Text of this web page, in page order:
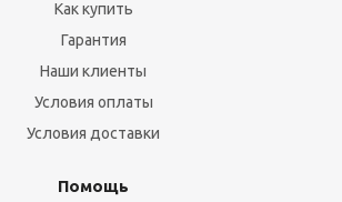
Как купить
Гарантия
Наши клиенты
Условия оплаты
Условия доставки
Помощь